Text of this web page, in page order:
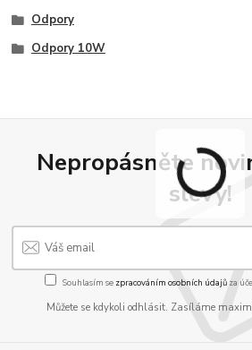
Odpory
Odpory 10W
Nepropásněte
slevy!
Souhlasím se zpracováním osobních údajůza
Můžete se kdykoli odhlásit. Zasíláme